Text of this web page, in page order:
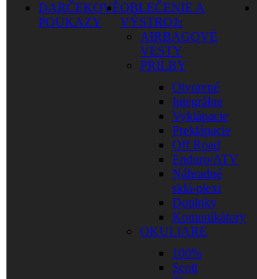
DARČEKOVÉ
POUKAZY
OBLEČENIE A
VÝSTROJ
AIRBAGOVÉ
VESTY
PRILBY
Otvorené
Integrálne
Vyklápacie
Preklápacie
Off Road
Enduro/ATV
Náhradné
sklá-plexi
Doplnky
Komunikátory
OKULIARE
100%
Scott